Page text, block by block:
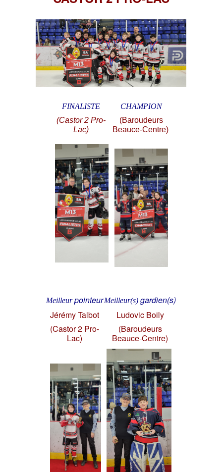
FINALISTE
(Castor 2 Pro-
Lac)
CHAMPION
(Baroudeurs
Beauce-Centre)
MeilleurpointeurMeilleur(s) gardien(s)
Jérémy Talbot
(Castor 2 Pro-
Lac)
Ludovic Boily
(Baroudeurs
Beauce-Centre)